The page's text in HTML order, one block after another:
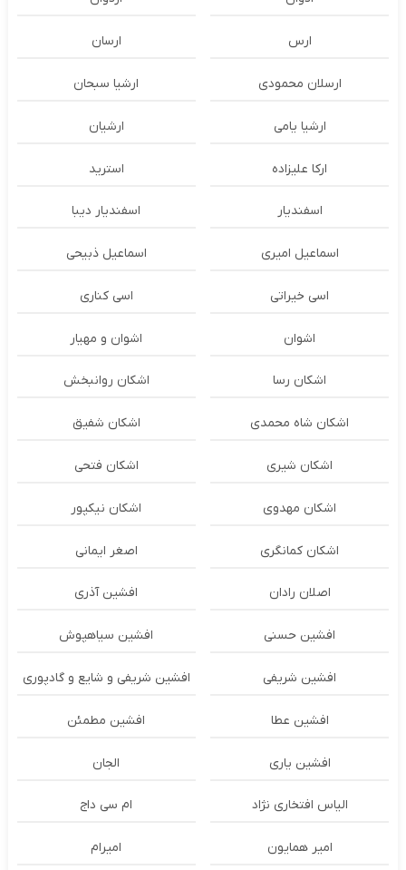
ارس ارسان
ارسلان محمودی ارشیا سبحان
ارشیا یامی ارشیان
ارکا علیزاده استرید
اسفندیار اسفندیار دیبا
اسماعیل امیری اسماعیل ذبیحی
اسی خیراتی اسی کناری
اشوان اشوان و مهیار
اشکان رسا اشکان روانبخش
اشکان شاه محمدی اشکان شفیق
اشکان شیری اشکان فتحی
اشکان مهدوی اشکان نیکپور
اشکان‌ کمانگری اصغر ایمانی
اصلان رادان افشین آذری
افشین حسنی افشین سیاهپوش
افشین شریفی افشین شریفی و شایع و گادپوری
افشین عطا افشین مطمئن
افشین یاری الجان
الیاس افتخاری نژاد ام سی داج
امير همايون اميرام